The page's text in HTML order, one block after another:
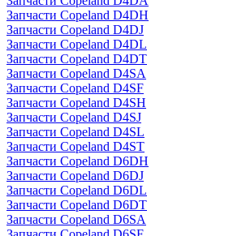
Запчасти Copeland D4DH
Запчасти Copeland D4DJ
Запчасти Copeland D4DL
Запчасти Copeland D4DT
Запчасти Copeland D4SA
Запчасти Copeland D4SF
Запчасти Copeland D4SH
Запчасти Copeland D4SJ
Запчасти Copeland D4SL
Запчасти Copeland D4ST
Запчасти Copeland D6DH
Запчасти Copeland D6DJ
Запчасти Copeland D6DL
Запчасти Copeland D6DT
Запчасти Copeland D6SA